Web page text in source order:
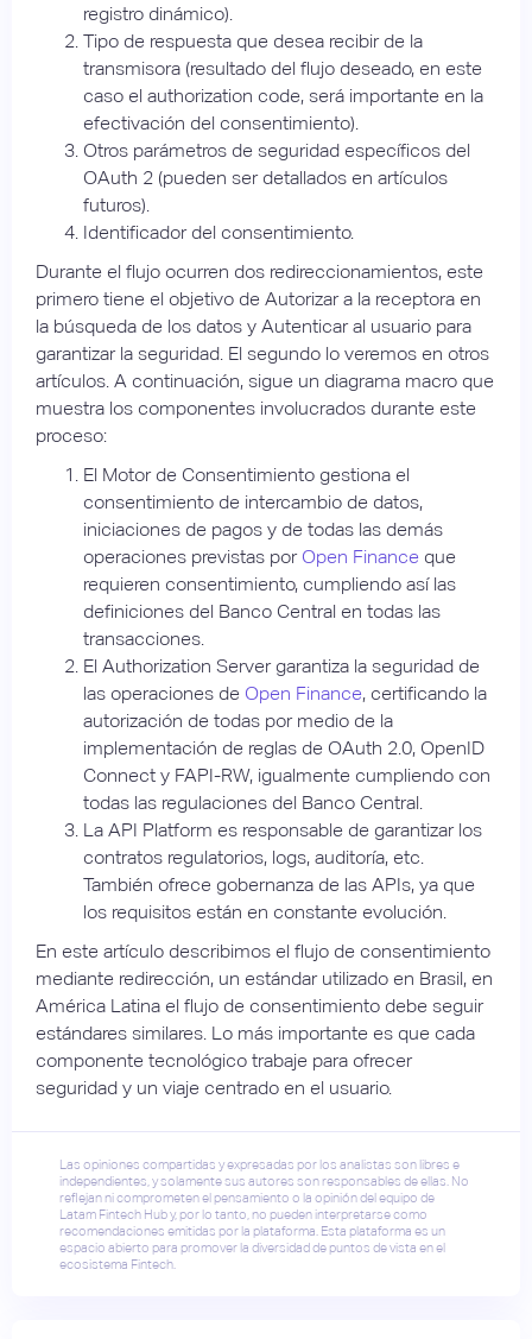
registro dinámico).
Tipo de respuesta que desea recibir de la
transmisora (resultado del flujo deseado, en este
caso el authorization code, será importante en la
efectivación del consentimiento).
Otros parámetros de seguridad específicos del
OAuth 2 (pueden ser detallados en artículos
futuros).
Identificador del consentimiento.
Durante el flujo ocurren dos redireccionamientos, este
primero tiene el objetivo de Autorizar a la receptora en
la búsqueda de los datos y Autenticar al usuario para
garantizar la seguridad. El segundo lo veremos en otros
artículos. A continuación, sigue un diagrama macro que
muestra los componentes involucrados durante este
proceso:
El Motor de Consentimiento gestiona el
consentimiento de intercambio de datos,
iniciaciones de pagos y de todas las demás
operaciones previstas por Open Finance que
requieren consentimiento, cumpliendo así las
definiciones del Banco Central en todas las
transacciones.
El Authorization Server garantiza la seguridad de
las operaciones de Open Finance, certificando la
autorización de todas por medio de la
implementación de reglas de OAuth 2.0, OpenID
Connect y FAPI-RW, igualmente cumpliendo con
todas las regulaciones del Banco Central.
La API Platform es responsable de garantizar los
contratos regulatorios, logs, auditoría, etc.
También ofrece gobernanza de las APIs, ya que
los requisitos están en constante evolución.
En este artículo describimos el flujo de consentimiento
mediante redirección, un estándar utilizado en Brasil, en
América Latina el flujo de consentimiento debe seguir
estándares similares. Lo más importante es que cada
componente tecnológico trabaje para ofrecer
seguridad y un viaje centrado en el usuario.
Las opiniones compartidas y expresadas por los analistas son libres e
independientes, y solamente sus autores son responsables de ellas. No
reflejan ni comprometen el pensamiento o la opinión del equipo de
Latam Fintech Hub y, por lo tanto, no pueden interpretarse como
recomendaciones emitidas por la plataforma. Esta plataforma es un
espacio abierto para promover la diversidad de puntos de vista en el
ecosistema Fintech.